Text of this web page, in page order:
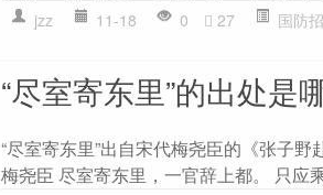
jzz 11-18 0 27 国防
“尽室寄东里”的出处是
“尽室寄东里”出自宋代梅尧臣的《张子
梅尧臣 尽室寄东里，一官辞上都。 只应